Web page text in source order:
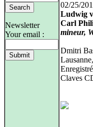
Newsletter
Your email :
02/25/
Ludwig
Carl
mineur,
Dmitri
Claves